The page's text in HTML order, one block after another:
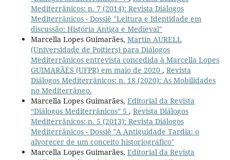
Mediterrânicos: n. 7 (2014): Revista Diálogos
Mediterrânicos - Dossiê "Leitura e Identidade em
discussão: História Antiga e Medieval"
Marcella Lopes Guimarães, Martin AURELL
(Universidade de Poitiers) para Diálogos
Mediterrânicos entrevista concedida à Marcella Lopes
GUIMARÃES (UFPR) em maio de 2020 , Revista
Diálogos Mediterrânicos: n. 18 (2020): As Mobilidades
no Mediterrâneo.
Marcella Lopes Guimarães, Editorial da Revista
“Diálogos Mediterrânicos” 5 , Revista Diálogos
Mediterrânicos: n. 5 (2013): Revista Diálogos
Mediterrânicos - Dossiê "A Antiguidade Tardia: o
alvorecer de um conceito historiográfico"
Marcella Lopes Guimarães, Editorial da Revista